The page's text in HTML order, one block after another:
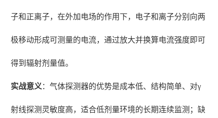
子和正离子，在外加电场的作用下，电子和离子分别向两
极移动形成可测量的电流，通过放大并换算电流强度即可
得到辐射剂量值。
实战意义 ：气体探测器的优势是成本低、结构简单、对γ
射线探测灵敏度高，适合低剂量环境的长期连续监测；缺